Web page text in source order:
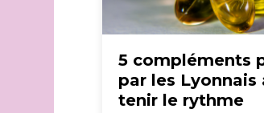
5 compléments
par les
tenir le rythme